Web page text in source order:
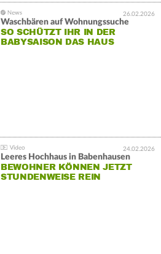
26.02.2026
Waschbären auf Wohnungssuche
SO SCHÜTZT IHR IN DER
BABYSAISON DAS HAUS
24.02.2026
Leeres Hochhaus in Babenhausen
BEWOHNER KÖNNEN JETZT
STUNDENWEISE REIN